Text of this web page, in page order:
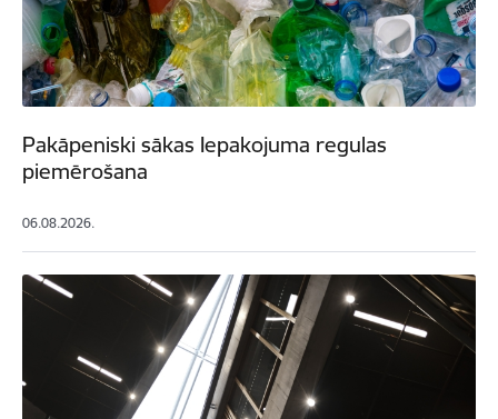
Pakāpeniski sākas Iepakojuma regulas
piemērošana
06.08.2026.